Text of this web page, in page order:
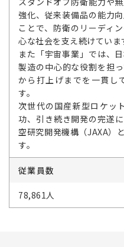
強化、従来装備品の能力
ことで、防衛のリーディ
心な社会を支え続けていま
また「宇宙事業」では、
製造の中心的な役割を担
から打上げまでを一貫し
す。
次世代の国産新型ロケッ
功、引き続き開発の完遂
空研究開発機構（JAXA）
す。
従業員数
78,861人